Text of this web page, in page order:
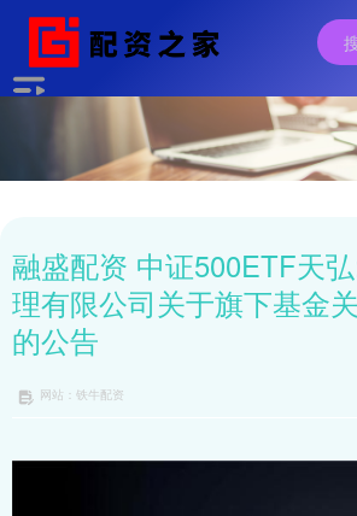
融盛配资 中证500ETF天
理有限公司关于旗下基金
的公告
网站：铁牛配资